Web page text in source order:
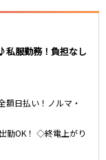
私服勤務！負担なし
日払い！ノルマ・
勤OK！ ◇終電上がり